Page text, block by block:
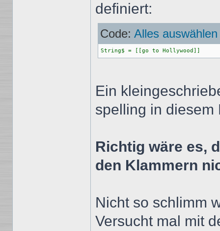
definiert:
Code: Alles auswählen
String$ = [[go to Hollywood]]
Ein
spelling in
Richtig wäre es,
den Klammern
Nicht so schlimm
Versucht mal mit